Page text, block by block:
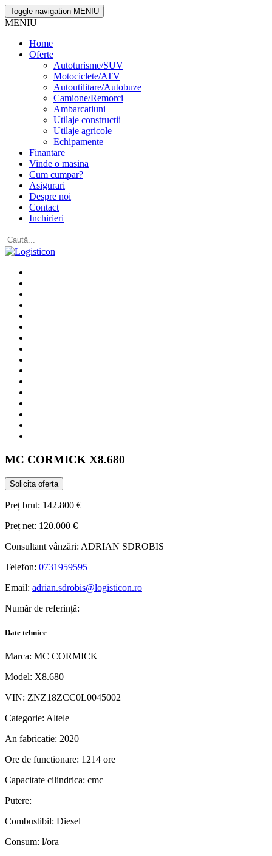
Toggle navigation MENIU
MENIU
Home
Oferte
Autoturisme/SUV
Motociclete/ATV
Autoutilitare/Autobuze
Camione/Remorci
Ambarcatiuni
Utilaje constructii
Utilaje agricole
Echipamente
Finantare
Vinde o masina
Cum cumpar?
Asigurari
Despre noi
Contact
Inchirieri
MC CORMICK X8.680
Solicita oferta
Preț brut: 142.800 €
Preț net: 120.000 €
Consultant vânzări: ADRIAN SDROBIS
Telefon: 0731959595
Email: adrian.sdrobis@logisticon.ro
Număr de referință:
Date tehnice
Marca: MC CORMICK
Model: X8.680
VIN: ZNZ18ZCC0L0045002
Categorie: Altele
An fabricatie: 2020
Ore de functionare: 1214 ore
Capacitate cilindrica: cmc
Putere:
Combustibil: Diesel
Consum: l/ora